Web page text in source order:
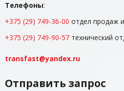
Телефоны:
+375 (29) 749-36-00 отдел продаж
+375 (29) 749-90-57 технический
transfast@yandex.ru
Отправить запрос